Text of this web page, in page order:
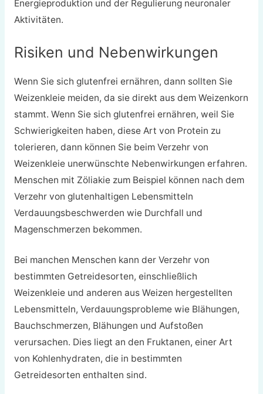
Energieproduktion und der Regulierung neuronaler
Aktivitäten.
Risiken und Nebenwirkungen
Wenn Sie sich glutenfrei ernähren, dann sollten Sie
Weizenkleie meiden, da sie direkt aus dem Weizenkorn
stammt. Wenn Sie sich glutenfrei ernähren, weil Sie
Schwierigkeiten haben, diese Art von Protein zu
tolerieren, dann können Sie beim Verzehr von
Weizenkleie unerwünschte Nebenwirkungen erfahren.
Menschen mit Zöliakie zum Beispiel können nach dem
Verzehr von glutenhaltigen Lebensmitteln
Verdauungsbeschwerden wie Durchfall und
Magenschmerzen bekommen.
Bei manchen Menschen kann der Verzehr von
bestimmten Getreidesorten, einschließlich
Weizenkleie und anderen aus Weizen hergestellten
Lebensmitteln, Verdauungsprobleme wie Blähungen,
Bauchschmerzen, Blähungen und Aufstoßen
verursachen. Dies liegt an den Fruktanen, einer Art
von Kohlenhydraten, die in bestimmten
Getreidesorten enthalten sind.